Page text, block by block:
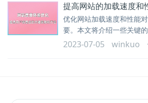
提高网站的加载速度和
优化网站加载速度和性能
要。本文将介绍一些关键
升网站的加载速度和性能
2023-07-05 winkuo